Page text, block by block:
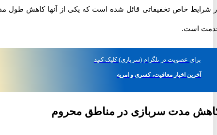
خاص تخفیفاتی قائل شده است که یکی از آنها کاهش طول مدت
است.
عضویت در تلگرام(سربازی) کلیک کنید
آخرین اخبار معافیت، کسری و امریه
مدت سربازی در مناطق محروم